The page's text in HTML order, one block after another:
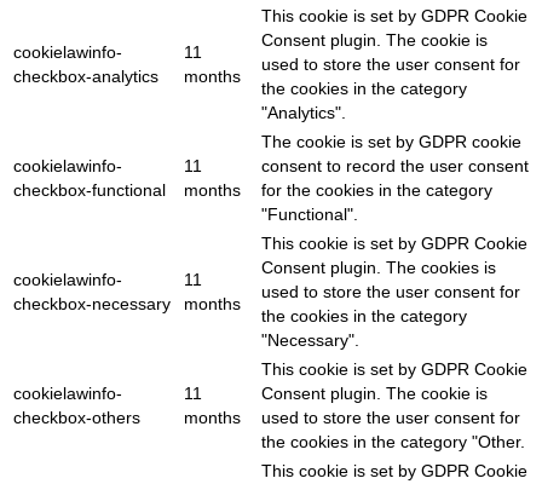
cookielawinfo-
checkbox-analytics
11
months
This cookie is set by GDPR Cookie
Consent plugin. The cookie is
used to store the user consent for
the cookies in the category
"Analytics".
cookielawinfo-
checkbox-functional
11
months
The cookie is set by GDPR cookie
consent to record the user consent
for the cookies in the category
"Functional".
cookielawinfo-
checkbox-necessary
11
months
This cookie is set by GDPR Cookie
Consent plugin. The cookies is
used to store the user consent for
the cookies in the category
"Necessary".
cookielawinfo-
checkbox-others
11
months
This cookie is set by GDPR Cookie
Consent plugin. The cookie is
used to store the user consent for
the cookies in the category "Other.
This cookie is set by GDPR Cookie